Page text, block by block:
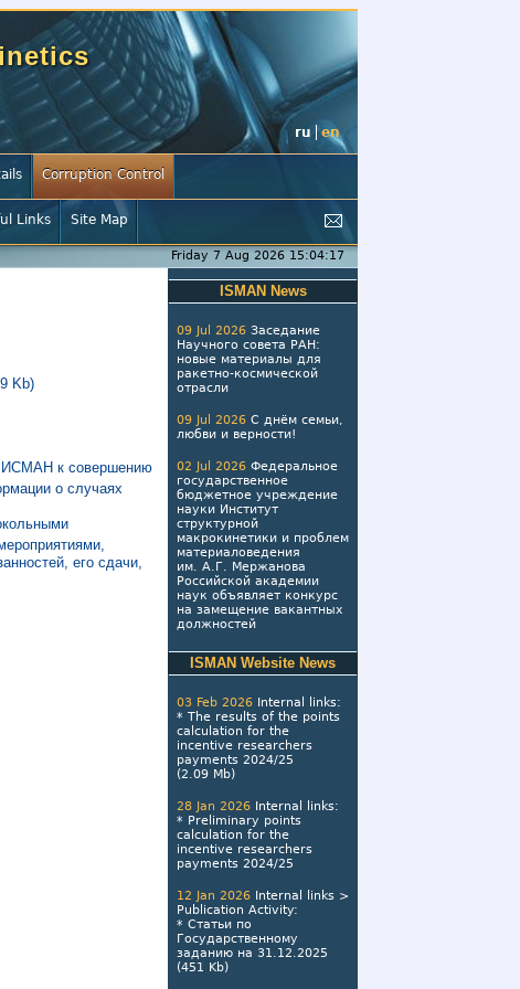
ru en
Corruption Control
Links Site Map
Friday 7 Aug 2026 15:04:17
Kb)
ИСМАН к совершению
о случаях
его сдачи,
ISMAN News
09 Jul 2026 Заседание
Научного совета РАН:
новые материалы для
ракетно-космической
отрасли
09 Jul 2026 С днём семьи,
любви и верности!
02 Jul 2026 Федеральное
государственное
бюджетное учреждение
науки Институт
структурной
макрокинетики и проблем
материаловедения
им. А.Г. Мержанова
Российской академии
наук объявляет конкурс
на замещение вакантных
должностей
ISMAN Website News
03 Feb 2026 Internal links:
* The results of the points
calculation for the
incentive researchers
payments 2024/25
(2.09 Mb)
28 Jan 2026 Internal links:
* Preliminary points
calculation for the
incentive researchers
payments 2024/25
12 Jan 2026 Internal links >
Publication Activity:
* Статьи по
Государственному
заданию на 31.12.2025
(451 Kb)